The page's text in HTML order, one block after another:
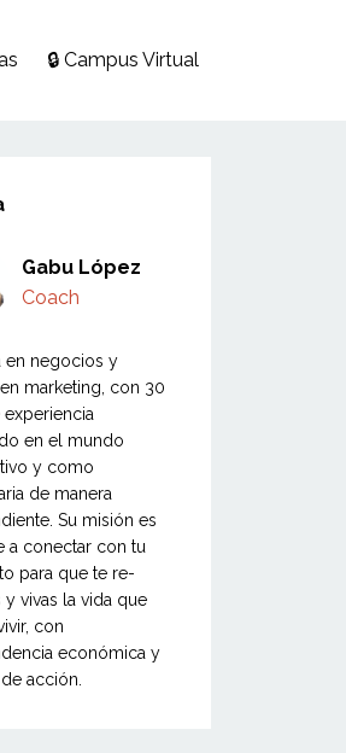
🔒 Campus Virtual
Gabu López
Coach
en negocios y
marketing, con 30
en el mundo
y como
de manera
Su misión es
a conectar con tu
para que te re-
y vivas la vida que
con
económica y
acción.